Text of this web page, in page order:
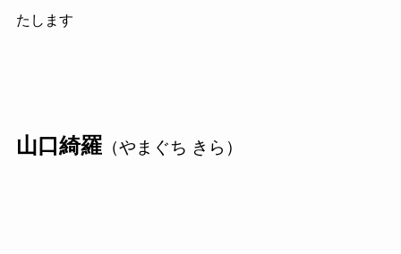
たします
山口綺羅（やまぐち きら）